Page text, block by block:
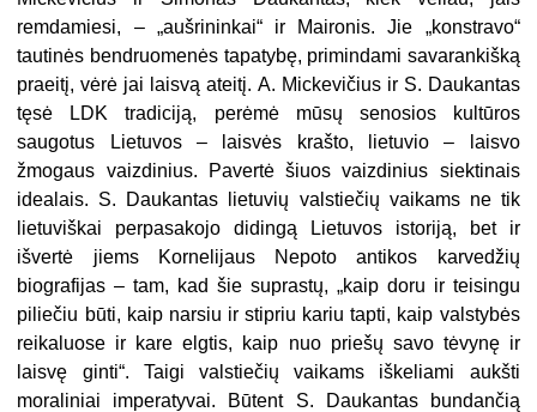
remdamiesi, – „aušrininkai“ ir Maironis. Jie „konstravo“
tautinės bendruomenės tapatybę, primindami savarankišką
praeitį, vėrė jai laisvą ateitį. A. Mickevičius ir S. Daukantas
tęsė LDK tradiciją, perėmė mūsų senosios kultūros
saugotus Lietuvos – laisvės krašto, lietuvio – laisvo
žmogaus vaizdinius. Pavertė šiuos vaizdinius siektinais
idealais. S. Daukantas lietuvių valstiečių vaikams ne tik
lietuviškai perpasakojo didingą Lietuvos istoriją, bet ir
išvertė jiems Kornelijaus Nepoto antikos karvedžių
biografijas – tam, kad šie suprastų, „kaip doru ir teisingu
piliečiu būti, kaip narsiu ir stipriu kariu tapti, kaip valstybės
reikaluose ir kare elgtis, kaip nuo priešų savo tėvynę ir
laisvę ginti“. Taigi valstiečių vaikams iškeliami aukšti
moraliniai imperatyvai. Būtent S. Daukantas bundančią